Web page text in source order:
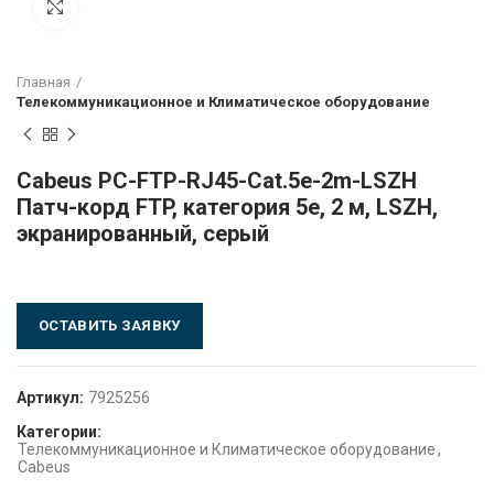
Главная
Телекоммуникационное и Климатическое оборудование
Cabeus PC-FTP-RJ45-Cat.5e-2m-LSZH
Патч-корд FTP, категория 5е, 2 м, LSZH,
экранированный, серый
ОСТАВИТЬ ЗАЯВКУ
Артикул: 7925256
Категории:
Телекоммуникационное и Климатическое оборудование,
Cabeus